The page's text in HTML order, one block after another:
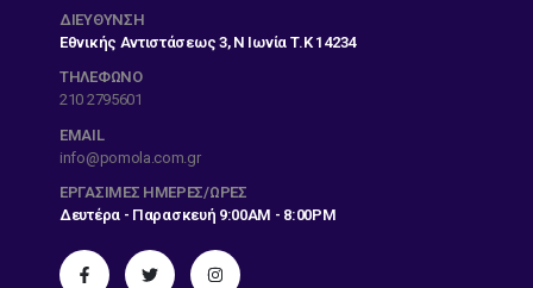
ΔΙΕΎΘΥΝΣΗ
Εθνικής Αντιστάσεως 3, Ν Ιωνία Τ.Κ 14234
ΤΗΛΕΦΩΝΟ
210 2795601
EMAIL
info@pomola.com.gr
ΕΡΓΆΣΙΜΕΣ ΗΜΈΡΕΣ/ΏΡΕΣ
Δευτέρα - Παρασκευή 9:00AM - 8:00PM